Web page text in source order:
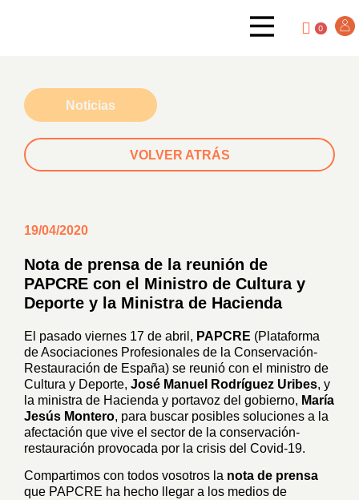
0
Noticias
VOLVER ATRÁS
19/04/2020
Nota de prensa de la reunión de
PAPCRE con el Ministro de Cultura y
Deporte y la Ministra de Hacienda
El pasado viernes 17 de abril, PAPCRE (Plataforma
de Asociaciones Profesionales de la Conservación-
Restauración de España) se reunió con el ministro de
Cultura y Deporte, José Manuel Rodríguez Uribes, y
la ministra de Hacienda y portavoz del gobierno, María
Jesús Montero, para buscar posibles soluciones a la
afectación que vive el sector de la conservación-
restauración provocada por la crisis del Covid-19.
Compartimos con todos vosotros la nota de prensa
que PAPCRE ha hecho llegar a los medios de